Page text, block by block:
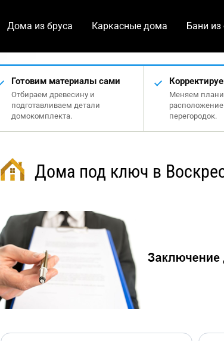
Дома из бруса Каркасные дома Бани из
Готовим материалы сами
Отбираем древесину и
подготавливаем детали
домокомплекта.
Меняем
перегородок.
Дома под ключ в